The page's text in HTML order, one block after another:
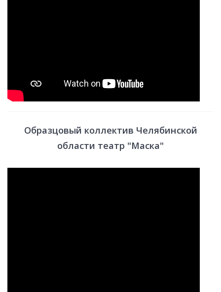
Образцовый коллектив Челябинской
области театр "Маска"